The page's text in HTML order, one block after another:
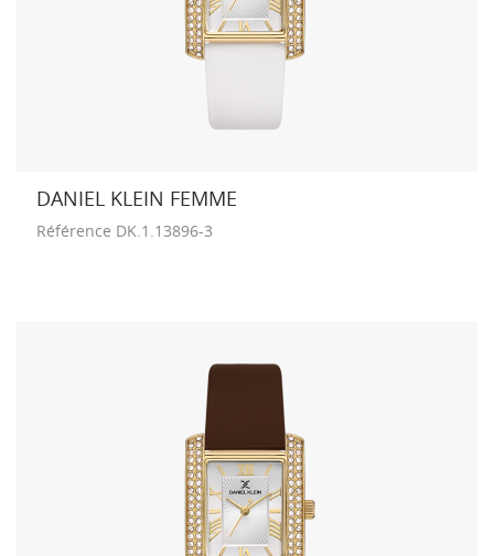
DANIEL KLEIN FEMME
Référence DK.1.13896-3